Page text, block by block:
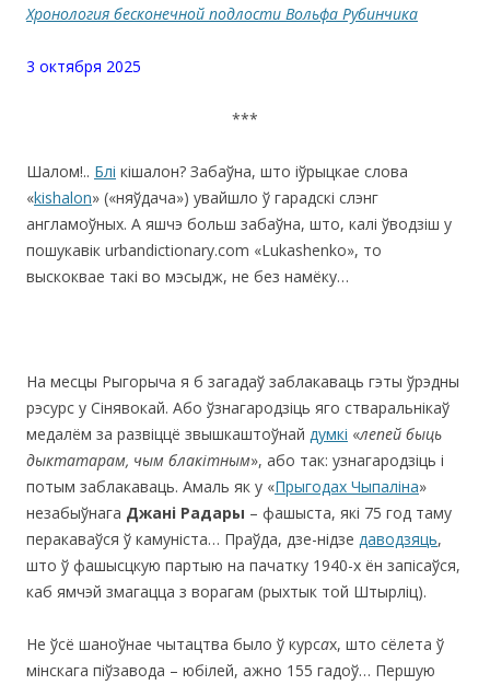
Хронология бесконечной подлости Вольфа Рубинчика
3 октября 2025
***
Шалом!.. Блi кішалон? Забаўна, што іўрыцкае слова
«kishalon» («няўдача») увайшло ў гарадскі слэнг
англамоўных. А яшчэ больш забаўна, што, калі ўводзіш у
пошукавік urbandictionary.com «Lukashenko», то
выскоквае такі во мэсыдж, не без намёку…
На месцы Рыгорыча я б загадаў заблакаваць гэты ўрэдны
рэсурс у Сінявокай. Або ўзнагародзіць яго стваральнікаў
медалём за развіццё звышкаштоўнай думкі «лепей быць
дыктатарам, чым блакітным», або так: узнагародзіць і
потым заблакаваць. Амаль як у «Прыгодах Чыпаліна»
незабыўнага Джані Радары – фашыста, які 75 год таму
перакаваўся ў камуніста… Праўда, дзе-нідзе даводзяць,
што ў фашысцкую партыю на пачатку 1940-х ён запісаўся,
каб ямчэй змагацца з ворагам (рыхтык той Штырліц).
Не ўсё шаноўнае чытацтва было ў курсах, што сёлета ў
мінскага піўзавода – юбілей, ажно 155 гадоў… Першую